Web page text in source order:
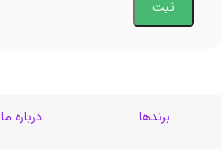
برندها درباره ما